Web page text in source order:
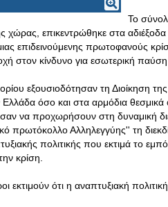
Το
επικεντρώθηκε στα αδιέξοδα
επιδεινούμενης πρωτοφανούς
στον κίνδυνο για εσωτερική
εξουσιοδότησαν τη Διοίκηση
όσο και στα αρμόδια θεσμικά
να προχωρήσουν στη δυναμική
πρωτόκολλο Αλληλεγγύης'' τη
πολιτικής που εκτιμά το
κρίση.
εκτιμούν ότι η αναπτυξιακή